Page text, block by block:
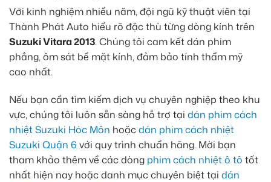
Với kinh nghiệm nhiều năm, đội ngũ kỹ thuật viên tại
Thành Phát Auto hiểu rõ đặc thù từng dòng kính trên
Suzuki Vitara 2013. Chúng tôi cam kết dán phim
phẳng, ôm sát bề mặt kính, đảm bảo tính thẩm mỹ
cao nhất.
Nếu bạn cần tìm kiếm dịch vụ chuyên nghiệp theo khu
vực, chúng tôi luôn sẵn sàng hỗ trợ tại dán phim cách
nhiệt Suzuki Hóc Môn hoặcdán phim cách nhiệt
Suzuki Quận 6 với quy trình chuẩn hãng. Mời bạn
tham khảo thêm về các dòng phim cách nhiệt ô tô tốt
nhất hiện nay hoặc danh mục chuyên biệt tại dán